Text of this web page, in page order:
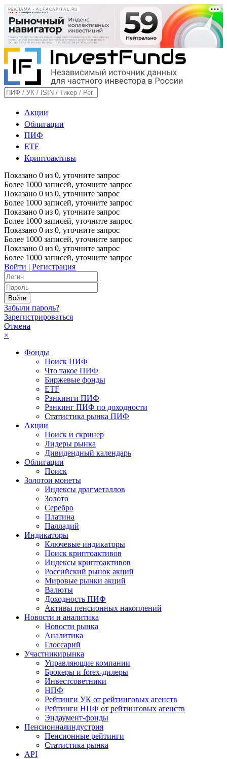
РЕКЛАМА • ALFACAPITAL.RU
Акции
Облигации
ПИФ
ETF
Криптоактивы
Показано 0 из 0, уточните запрос
Более 1000 записей, уточните запрос
Показано 0 из 0, уточните запрос
Более 1000 записей, уточните запрос
Показано 0 из 0, уточните запрос
Более 1000 записей, уточните запрос
Показано 0 из 0, уточните запрос
Более 1000 записей, уточните запрос
Показано 0 из 0, уточните запрос
Более 1000 записей, уточните запрос
Войти | Регистрация
Забыли пароль?
Зарегистрироваться
Отмена
×
Фонды
Поиск ПИФ
Что такое ПИФ
Биржевые фонды
ETF
Рэнкинги ПИФ
Рэнкинг ПИФ по доходности
Статистика рынка ПИФ
Акции
Поиск и скринер
Лидеры рынка
Дивидендный календарь
Облигации
Поиск
Золотои монеты
Индексы драгметаллов
Золото
Серебро
Платина
Палладий
Индикаторы
Ключевые индикаторы
Поиск криптоактивов
Индексы криптоактивов
Российский рынок акций
Мировые рынки акций
Валюты
Доходность ПИФ
Активы пенсионных накоплений
Новости и аналитика
Новости рынка
Аналитика
Глоссарий
Участникирынка
Управляющие компании
Брокеры и forex-дилеры
Инвестсоветники
НПФ
Рейтинги УК от рейтинговых агенств
Рейтинги НПФ от рейтинговых агенств
Эндаумент-фонды
Пенсионнаяиндустрия
Пенсионные рейтинги
Статистика рынка
API